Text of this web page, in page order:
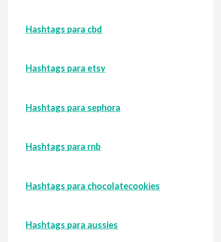
Hashtags para cbd
Hashtags para etsy
Hashtags para sephora
Hashtags para rnb
Hashtags para chocolatecookies
Hashtags para aussies